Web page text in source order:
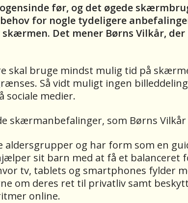
før, og det øgede
for nogle tydeligere
Det mener Børns Vilkår,
bruge mindst mulig tid på
Så vidt muligt ingen
sociale medier.
skærmanbefalinger, som Børns
aldersgrupper og har form som en
sit barn med at få et balanceret
tv, tablets og smartphones fylder
om deres ret til privatliv samt
online.